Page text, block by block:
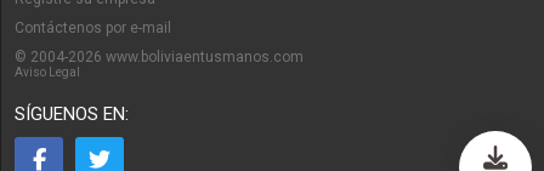
Contáctenos por e-mail
© 2004-2026 www.boliviaentusmanos.com
Aviso Legal
SÍGUENOS EN: